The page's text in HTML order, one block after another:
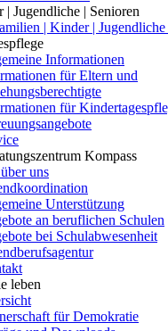
Jugendliche | Senioren
| Kinder | Jugendliche
Informationen
für Eltern und
für
Kompass
uns
Unterstützung
an beruflichen Schulen
bei Schulabwesenheit
leben
für Demokratie